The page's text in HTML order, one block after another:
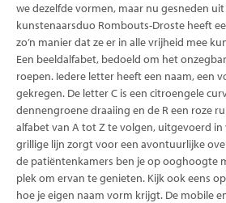
we dezelfde vormen, maar nu gesneden
kunstenaarsduo Rombouts-Droste heeft
zo’n manier dat ze er in alle vrijheid mee
Een beeldalfabet, bedoeld om het
roepen. Iedere letter heeft een naam, een
gekregen. De letter C is een citroengele
dennengroene draaiing en de R een roze
alfabet van A tot Z te volgen, uitgevoerd in
grillige lijn zorgt voor een avontuurlijke
de patiëntenkamers ben je op ooghoogte
plek om ervan te genieten. Kijk ook eens op
hoe je eigen naam vorm krijgt. De mobile